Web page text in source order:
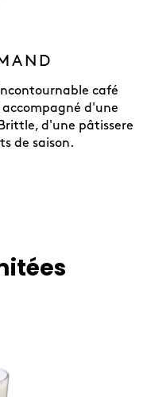
café
d'une
d'une pâtissere
de saison.